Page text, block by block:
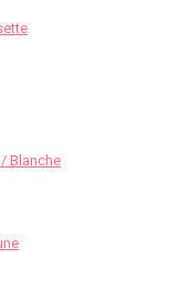
Blanche